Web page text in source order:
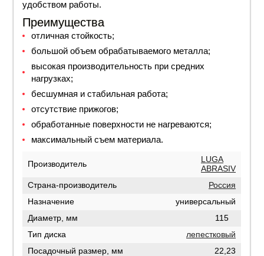
удобством работы.
Преимущества
отличная стойкость;
большой объем обрабатываемого металла;
высокая производительность при средних
нагрузках;
бесшумная и стабильная работа;
отсутствие прижогов;
обработанные поверхности не нагреваются;
максимальный съем материала.
Производитель
LUGA
ABRASIV
Страна-производитель
Россия
Назначение
универсальный
Диаметр, мм
115
Тип диска
лепестковый
Посадочный размер, мм
22,23